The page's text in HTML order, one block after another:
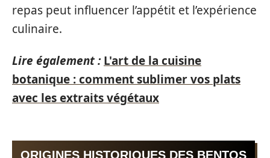
repas peut influencer l’appétit et l’expérience
culinaire.
Lire également : L'art de la cuisine
botanique : comment sublimer vos plats
avec les extraits végétaux
ORIGINES HISTORIQUES DES BENTOS